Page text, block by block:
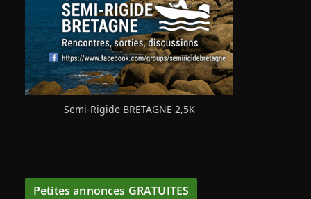
Semi-Rigide BRETAGNE 2,5K
Petites annonces GRATUITES